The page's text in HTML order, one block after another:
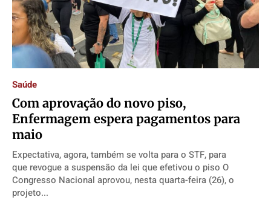
Saúde
Com aprovação do novo piso,
Enfermagem espera pagamentos para
maio
Expectativa, agora, também se volta para o STF, para
que revogue a suspensão da lei que efetivou o piso O
Congresso Nacional aprovou, nesta quarta-feira (26), o
projeto...